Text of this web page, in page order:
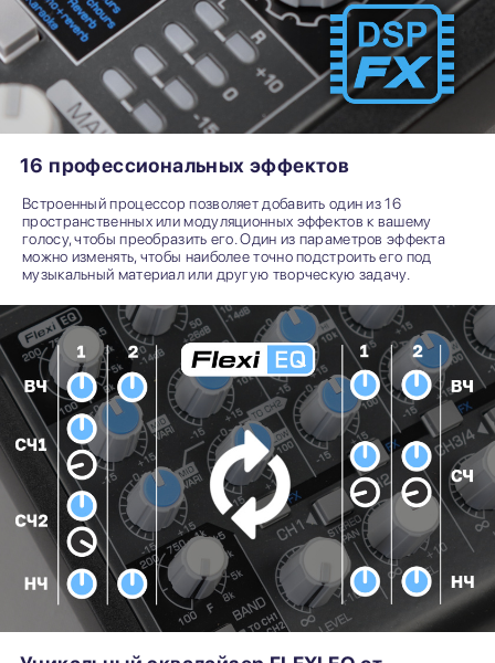
16 профессиональных эффектов
Встроенный процессор позволяет добавить один из 16
пространственных или модуляционных эффектов к вашему
голосу, чтобы преобразить его. Один из параметров эффекта
можно изменять, чтобы наиболее точно подстроить его под
музыкальный материал или другую творческую задачу.